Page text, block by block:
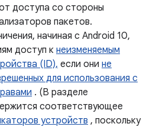
доступа со стороны
пакетов.
начиная с Android 10,
доступ к неизменяемым
(ID), если они не
для использования с
. (В разделе
соответствующее
устройств , поскольку